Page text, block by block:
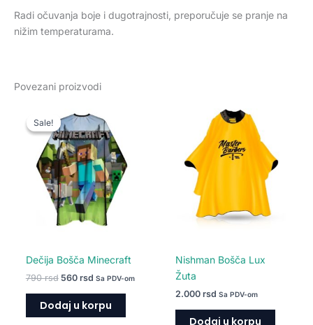
Radi očuvanja boje i dugotrajnosti, preporučuje se pranje na
nižim temperaturama.
Povezani proizvodi
Sale!
Sale!
Dečija Bošča Minecraft
790rsd
cena
je
bila:
790 rsd.
560 rsd
cena
je:
560 rsd.
Sa PDV-om
Dodaj u korpu
Nishman Bošča Lux
Žuta
2.000 rsd Sa PDV-om
Dodaj u korpu